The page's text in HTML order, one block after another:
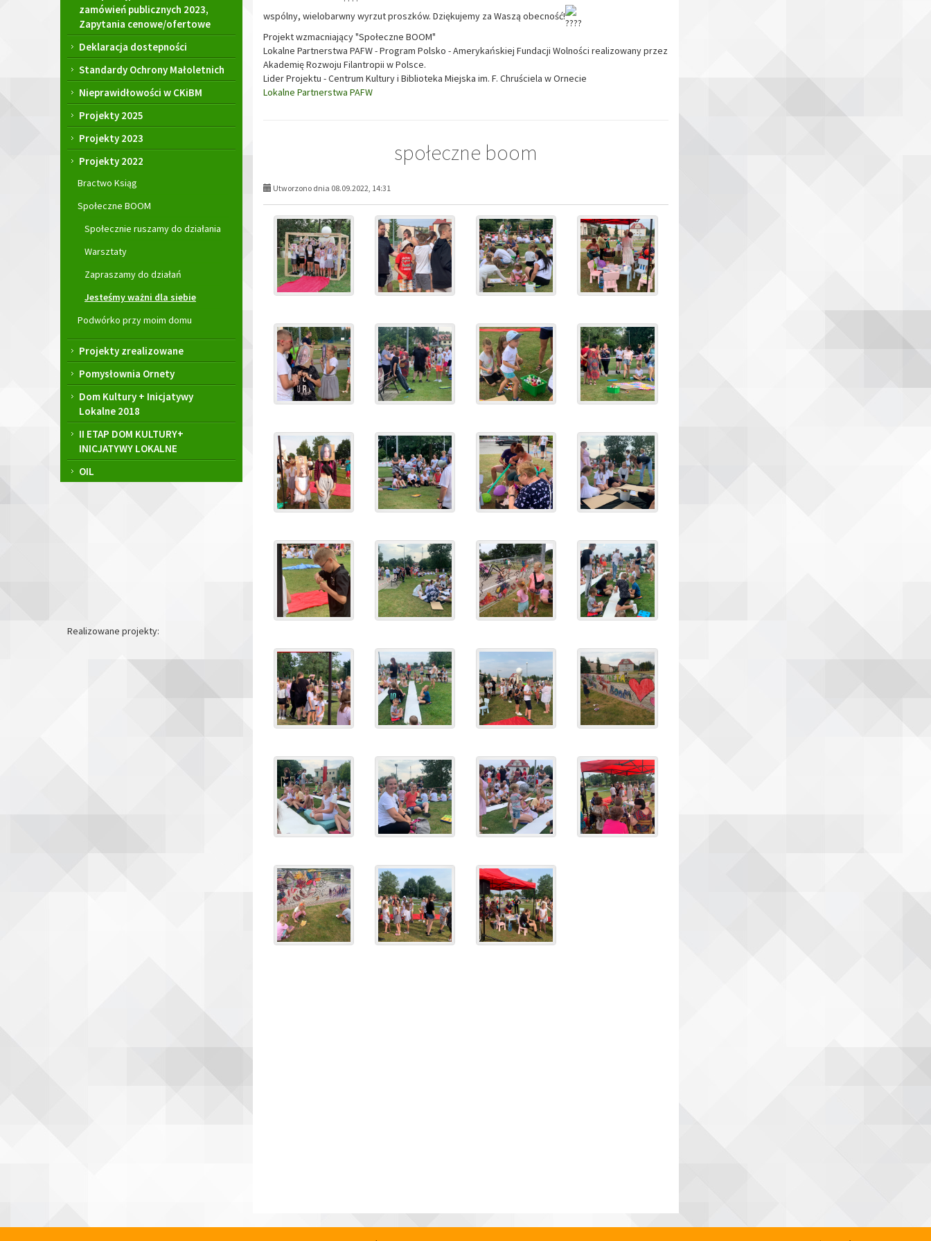
zamówień publicznych 2023,
Zapytania cenowe/ofertowe
Deklaracja dostepności
Standardy Ochrony Małoletnich
Nieprawidłowości w CKiBM
Projekty 2025
Projekty 2023
Projekty 2022
Bractwo Ksiąg
Społeczne BOOM
Społecznie ruszamy do działania
Warsztaty
Zapraszamy do działań
Jesteśmy ważni dla siebie
Podwórko przy moim domu
Projekty zrealizowane
Pomysłownia Ornety
Dom Kultury + Inicjatywy
Lokalne 2018
II ETAP DOM KULTURY+
INICJATYWY LOKALNE
OIL
Realizowane projekty:
wspólny, wielobarwny wyrzut proszków. Dziękujemy za Waszą obecność!
Projekt wzmacniający "Społeczne BOOM"
Lokalne Partnerstwa PAFW - Program Polsko - Amerykańskiej Fundacji Wolności realizowany przez
Akademię Rozwoju Filantropii w Polsce.
Lider Projektu - Centrum Kultury i Biblioteka Miejska im. F. Chruściela w Ornecie
Lokalne Partnerstwa PAFW
społeczne boom
Utworzono dnia 08.09.2022, 14:31